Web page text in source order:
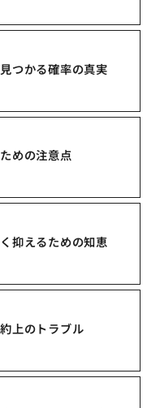
つかる確率の真実
めの注意点
抑えるための知恵
上のトラブル